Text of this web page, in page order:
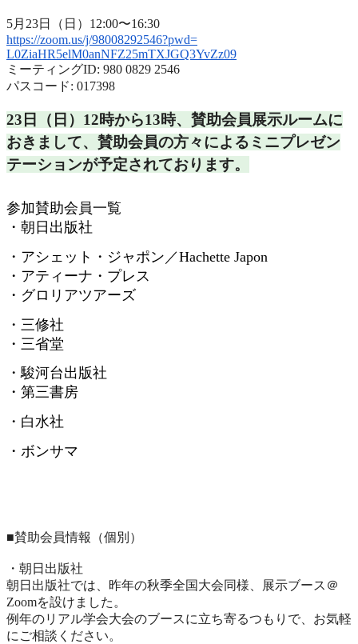
5月23日（日）12:00〜16:30
https://zoom.us/j/98008292546?pwd=
L0ZiaHR5elM0anNFZ25mTXJGQ3YvZz09
ミーティングID: 980 0829 2546
パスコード: 017398
23日（日）12時から13時、 賛助会員展示ルームに
おきまして、 賛助会員の方々によるミニプレゼン
テーションが予定されております。
参加賛助会員一覧
・朝日出版社
・アシェット・ジャポン／Hachette Japon
・アティーナ・プレス
・グロリアツアーズ
・三修社
・三省堂
・駿河台出版社
・第三書房
・白水社
・ボンサマ
■賛助会員情報（個別）
・朝日出版社
朝日出版社では、昨年の秋季全国大会同様、展示ブース＠
Zoomを設けました。
例年のリアル学会大会のブースに立ち寄るつもりで、 お気軽
にご相談ください。